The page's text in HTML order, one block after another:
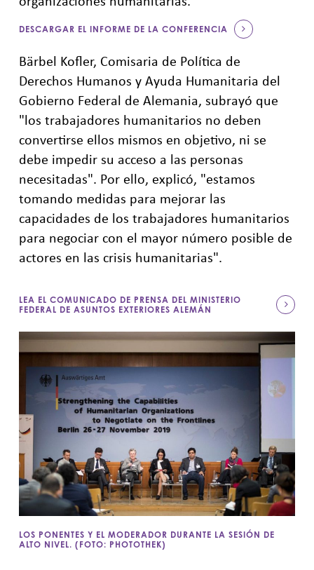
DESCARGAR EL INFORME DE LA CONFERENCIA
Bärbel Kofler, Comisaria de Política de
Derechos Humanos y Ayuda Humanitaria del
Gobierno Federal de Alemania, subrayó que
"los trabajadores humanitarios no deben
convertirse ellos mismos en objetivo, ni se
debe impedir su acceso a las personas
necesitadas". Por ello, explicó, "estamos
tomando medidas para mejorar las
capacidades de los trabajadores humanitarios
para negociar con el mayor número posible de
actores en las crisis humanitarias".
LEA EL COMUNICADO DE PRENSA DEL MINISTERIO
FEDERAL DE ASUNTOS EXTERIORES ALEMÁN
LOS PONENTES Y EL MODERADOR DURANTE LA SESIÓN DE
ALTO NIVEL. (FOTO: PHOTOTHEK)